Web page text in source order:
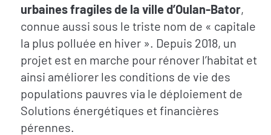
urbaines fragiles de la ville d’Oulan-Bator,
connue aussi sous le triste nom de « capitale
la plus polluée en hiver ». Depuis 2018, un
projet est en marche pour rénover l’habitat et
ainsi améliorer les conditions de vie des
populations pauvres via le déploiement de
Solutions énergétiques et financières
pérennes.